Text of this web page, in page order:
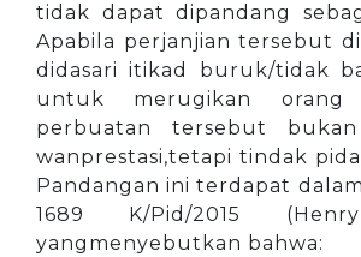
tidak dapat dipandang
Apabila perjanjian tersebut
didasari itikad buruk/tidak
untuk merugikan orang
perbuatan tersebut bukan
wanprestasi,tetapi tindak
Pandangan ini terdapat
1689 K/Pid/2015
yangmenyebutkan bahwa: